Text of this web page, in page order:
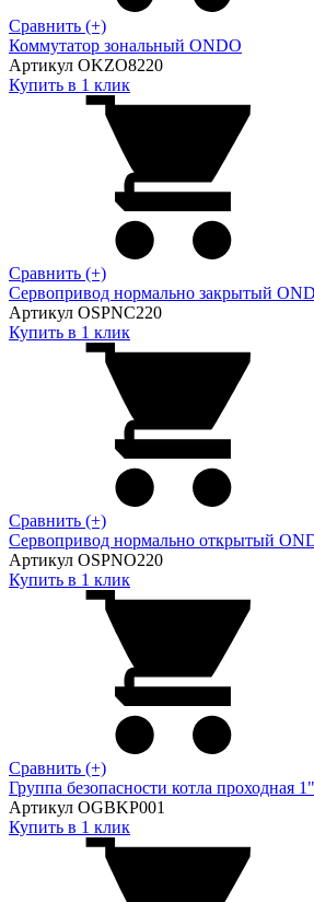
Сравнить (+)
Коммутатор зональный ONDO
Артикул OKZO8220
Купить в 1 клик
Сравнить (+)
Сервопривод нормально закрытый
Артикул OSPNC220
Купить в 1 клик
Сравнить (+)
Сервопривод нормально открытый
Артикул OSPNO220
Купить в 1 клик
Сравнить (+)
Группа безопасности котла проходная
Артикул OGBKP001
Купить в 1 клик